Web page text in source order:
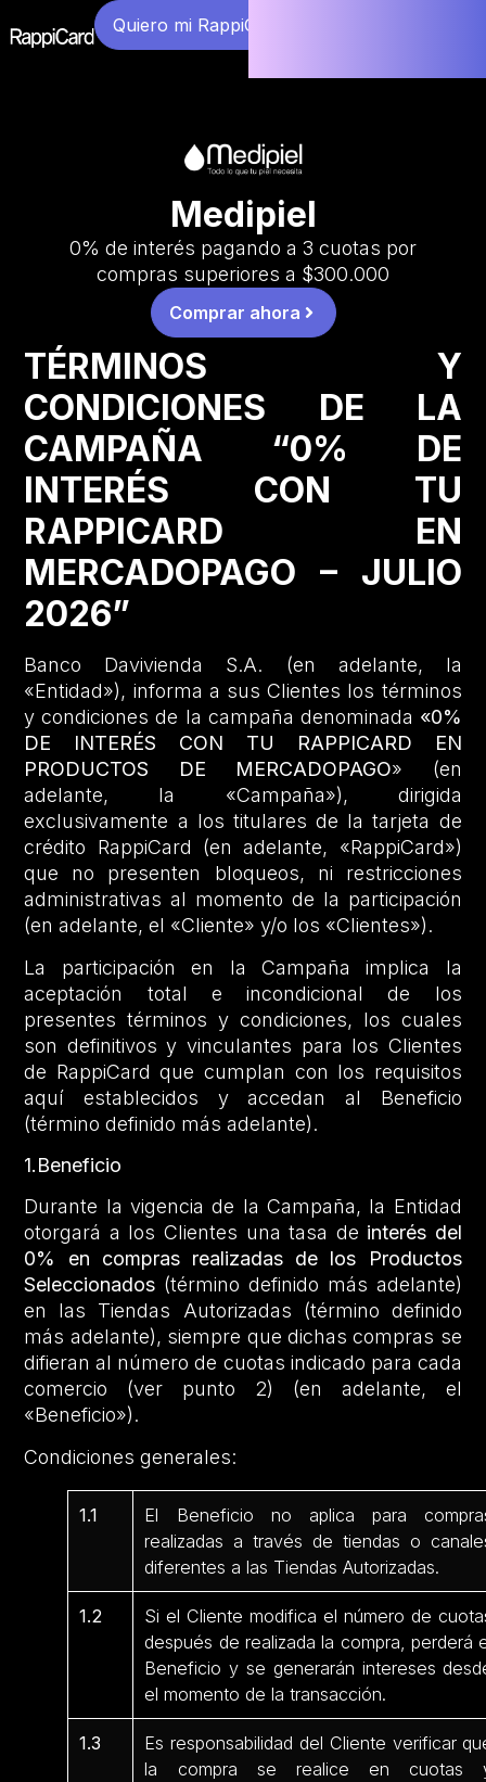
Quiero mi RappiCard
Medipiel
0% de interés pagando a 3 cuotas por
compras superiores a $300.000
Comprar ahora
TÉRMINOS Y
CONDICIONES DE LA
CAMPAÑA “0% DE
INTERÉS CON TU
RAPPICARD EN
MERCADOPAGO – JULIO
2026”
Banco Davivienda S.A. (en adelante, la
«Entidad»), informa a sus Clientes los términos
y condiciones de la campaña denominada «0%
DE INTERÉS CON TU RAPPICARD EN
PRODUCTOS DE MERCADOPAGO» (en
adelante, la «Campaña»), dirigida
exclusivamente a los titulares de la tarjeta de
crédito RappiCard (en adelante, «RappiCard»)
que no presenten bloqueos, ni restricciones
administrativas al momento de la participación
(en adelante, el «Cliente» y/o los «Clientes»).
La participación en la Campaña implica la
aceptación total e incondicional de los
presentes términos y condiciones, los cuales
son definitivos y vinculantes para los Clientes
de RappiCard que cumplan con los requisitos
aquí establecidos y accedan al Beneficio
(término definido más adelante).
1.Beneficio
Durante la vigencia de la Campaña, la Entidad
otorgará a los Clientes una tasa de interés del
0% en compras realizadas de los Productos
Seleccionados (término definido más adelante)
en las Tiendas Autorizadas (término definido
más adelante), siempre que dichas compras se
difieran al número de cuotas indicado para cada
comercio (ver punto 2) (en adelante, el
«Beneficio»).
Condiciones generales:
1.1
El Beneficio no aplica para
realizadas a través de tiendas o
diferentes a las Tiendas Autorizadas.
1.2
Si el Cliente modifica el número de
después de realizada la compra, perderá
Beneficio y se generarán intereses
el momento de la transacción.
1.3
Es responsabilidad del Cliente verificar
la compra se realice en cuotas